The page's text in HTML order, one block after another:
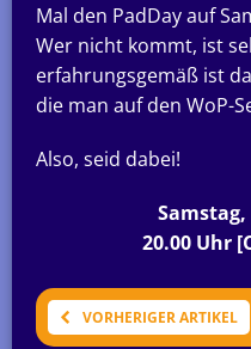
Mal den PadDay auf
Wer nicht kommt, ist
erfahrungsgemäß ist
die man auf den WoP-
Also, seid dabei!
Samstag,
20.00 Uhr
VORHERIGER ARTIKEL